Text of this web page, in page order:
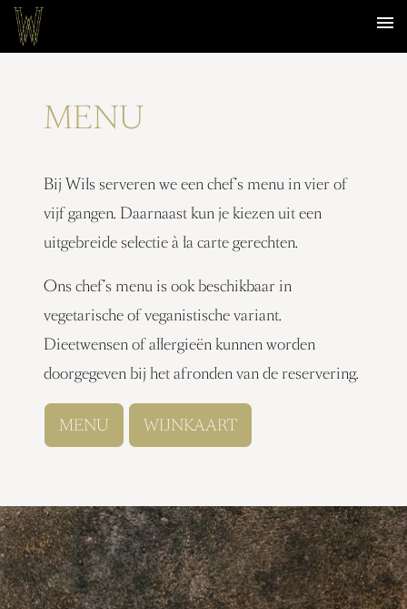
MENU
Bij Wils serveren we een chef’s menu in vier of
vijf gangen. Daarnaast kun je kiezen uit een
uitgebreide selectie à la carte gerechten.
Ons chef’s menu is ook beschikbaar in
vegetarische of veganistische variant.
Dieetwensen of allergieën kunnen worden
doorgegeven bij het afronden van de reservering.
MENU WIJNKAART